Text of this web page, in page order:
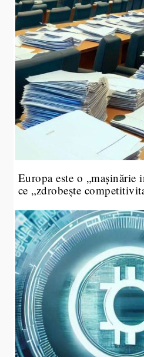
Europa este o „mașinărie
ce „zdrobește